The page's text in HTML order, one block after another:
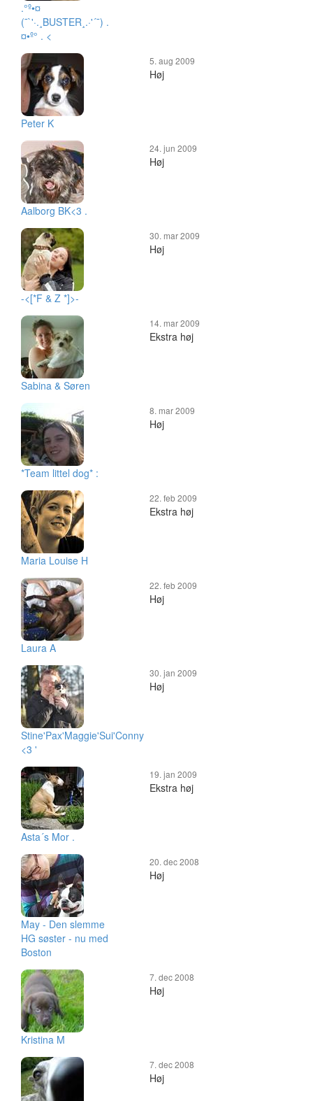
.°º•¤
(¯`'·.¸BUSTER¸.·'´¯) .
¤•º° . <
Peter K
5. aug 2009
Høj
Aalborg BK<3 .
24. jun 2009
Høj
-<[*F & Z *]>-
30. mar 2009
Høj
Sabina & Søren
14. mar 2009
Ekstra høj
*Team littel dog* :
8. mar 2009
Høj
Maria Louise H
22. feb 2009
Ekstra høj
Laura A
22. feb 2009
Høj
Stine'Pax'Maggie'Sui'Conny
<3 '
30. jan 2009
Høj
Asta´s Mor .
19. jan 2009
Ekstra høj
May - Den slemme
HG søster - nu med
Boston
20. dec 2008
Høj
Kristina M
7. dec 2008
Høj
7. dec 2008
Høj